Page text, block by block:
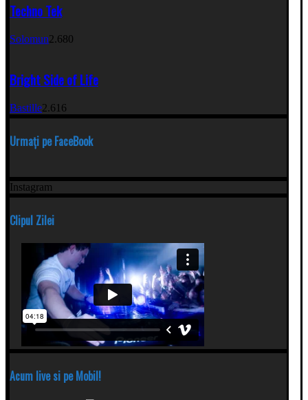
Techno Tek
Solomun2.680
Bright Side of Life
Bastille2.616
Urmați pe FaceBook
Instagram
Clipul Zilei
Acum live si pe Mobil!